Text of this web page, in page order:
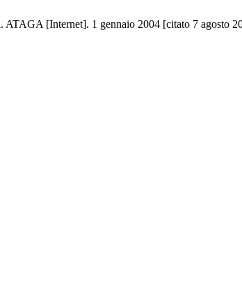
ATAGA [Internet]. 1 gennaio 2004 [citato 7